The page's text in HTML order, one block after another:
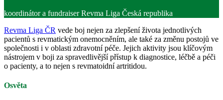
koordinátor a fundraiser Revma Liga Česká republika
Revma Liga ČR vede boj nejen za zlepšení života jednotlivých
pacientů s revmatickým onemocněním, ale také za změnu postojů ve
společnosti i v oblasti zdravotní péče. Jejich aktivity jsou klíčovým
nástrojem v boji za spravedlivější přístup k diagnostice, léčbě a péči
o pacienty, a to nejen s revmatoidní artritidou.
Osvěta